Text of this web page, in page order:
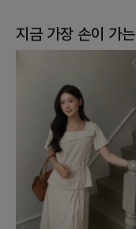
지금 가장 손이 가는